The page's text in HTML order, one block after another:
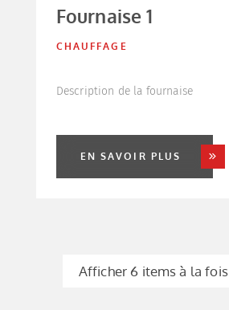
Fournaise 1
CHAUFFAGE
Description de la fournaise
EN SAVOIR PLUS
Afficher 6 items à la fois